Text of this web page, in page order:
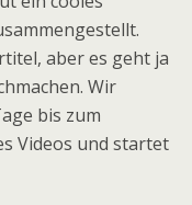
aber es geht ja
Wir
bis zum
Videos und startet